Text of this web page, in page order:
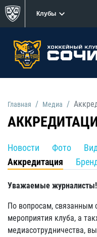
Клубы
Главная Медиа
Новости Фото
Аккредитация
Уважаемые журналисты!
По вопросам, связанным
мероприятия клуба, а
медиасотрудничества,